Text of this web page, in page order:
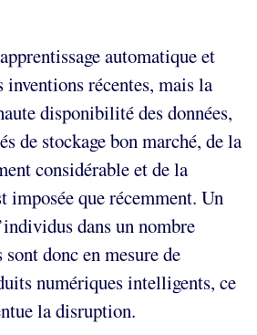
automatique et
inventions récentes, mais la
disponibilité des données,
de stockage bon marché, de la
considérable et de la
imposée que récemment. Un
dans un nombre
donc en mesure de
numériques intelligents, ce
la disruption.